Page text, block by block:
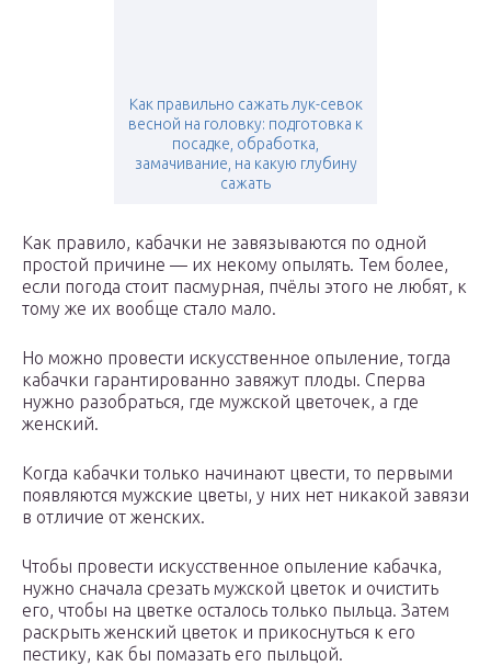
Как правильно сажать лук-севок
весной на головку: подготовка к
посадке, обработка,
замачивание, на какую глубину
сажать
Как правило, кабачки не завязываются по одной
простой причине — их некому опылять. Тем более,
если погода стоит пасмурная, пчёлы этого не любят, к
тому же их вообще стало мало.
Но можно провести искусственное опыление, тогда
кабачки гарантированно завяжут плоды. Сперва
нужно разобраться, где мужской цветочек, а где
женский.
Когда кабачки только начинают цвести, то первыми
появляются мужские цветы, у них нет никакой завязи
в отличие от женских.
Чтобы провести искусственное опыление кабачка,
нужно сначала срезать мужской цветок и очистить
его, чтобы на цветке осталось только пыльца. Затем
раскрыть женский цветок и прикоснуться к его
пестику, как бы помазать его пыльцой.